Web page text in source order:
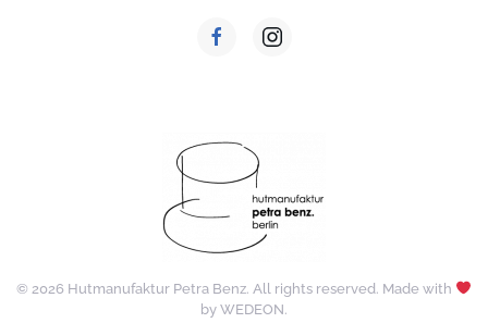
©2026 Hutmanufaktur Petra Benz. All rights reserved. Made with
by WEDEON.